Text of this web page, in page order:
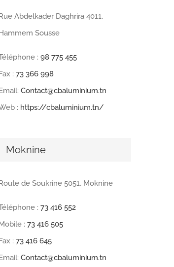
Rue Abdelkader Daghrira 4011,
Hammem Sousse
: 98 775 455
Fax : 73 366 998
Email: Contact@cbaluminium.tn
: https://cbaluminium.tn/
Moknine
de Soukrine 5051, Moknine
: 73 416 552
: 73 416 505
: 73 416 645
Contact@cbaluminium.tn